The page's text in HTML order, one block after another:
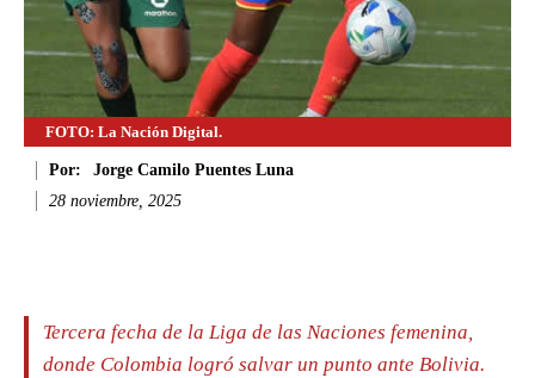
FOTO: La Nación Digital.
Por:
Jorge Camilo Puentes Luna
28 noviembre, 2025
Tercera fecha de la Liga de las Naciones femenina,
donde Colombia logró salvar un punto ante Bolivia.